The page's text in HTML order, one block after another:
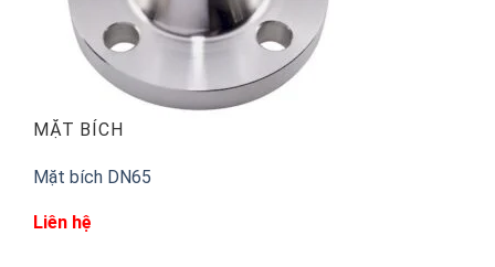
MẶT BÍCH
Mặt bích DN65
Liên hệ